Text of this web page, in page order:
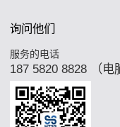
询问他们
服务的电话
187 5820 8828 （电